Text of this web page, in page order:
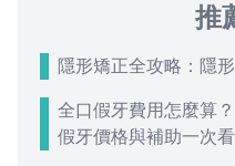
推
隱形矯正全攻略：隱
全口假牙費用怎麼算
假牙價格與補助一次